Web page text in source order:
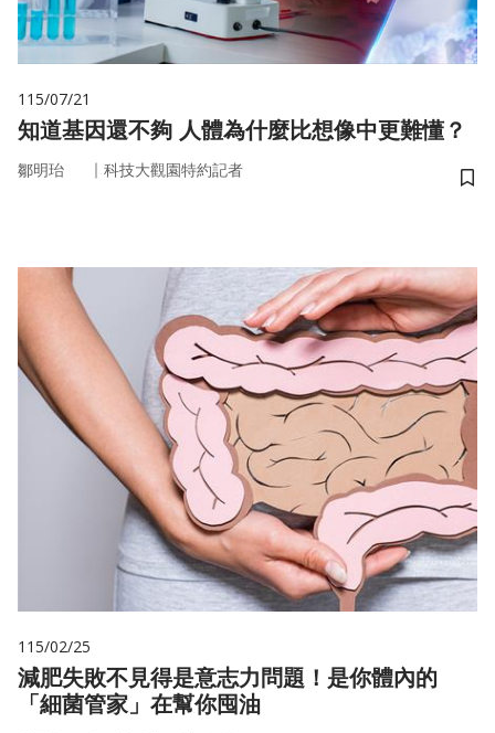
115/07/21
知道基因還不夠 人體為什麼比想像中更難懂？
鄒明珆 ｜ 科技大觀園特約記者
儲
115/02/25
減肥失敗不見得是意志力問題！是你體內的
「細菌管家」在幫你囤油